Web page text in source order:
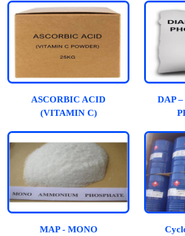
ASCORBIC ACID
(VITAMIN C)
DAP
MAP - MONO